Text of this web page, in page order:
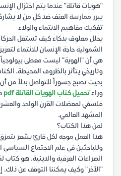
"هويات قاتلة" عندما يتم اختزال
يبرر ممارسة العنف ضد كل من لا
تفكيك مفاهيم الانتماء والولاء
يحلل معلوف بذكاء كيف تستغل
الشمولية حاجة الإنسان للانتماء
هي أن "الهوية" ليست معطى بيولوجياً
وتاريخي يتأثر بالظروف المحيطة.
بحيث تصبح جسوراً للتواصل بدلاً من
وراءتحميل كتاب الهويات القاتلة pdf
فلسفي لمعضلات القرن الواحد
المشهد العالمي.
لمن هذا الكتاب؟
هذا العمل موجه لكل قارئ يشعر بتمزق
وللباحثين في علم الاجتماع السياسي
الصراعات العرقية والدينية. هو كتاب
"الآخر" وكيف يمكننا التوقف عن